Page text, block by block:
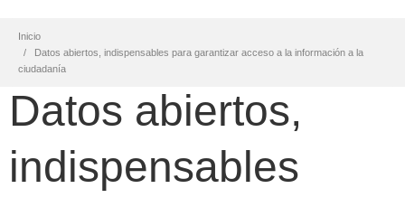
Inicio
Datos abiertos, indispensables para garantizar acceso a la información a la
ciudadanía
Datos abiertos,
indispensables